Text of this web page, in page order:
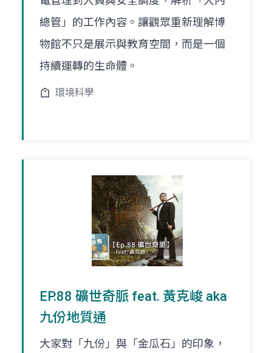
總管」的工作內容。讓觀眾重新理解博
物館不只是展示與教育空間，而是一個
持續運轉的生命體。
環境科學
EP.88 礦世奇脈 feat. 黃克峻 aka
九份地質通
大家對「九份」與「金瓜石」的印象，